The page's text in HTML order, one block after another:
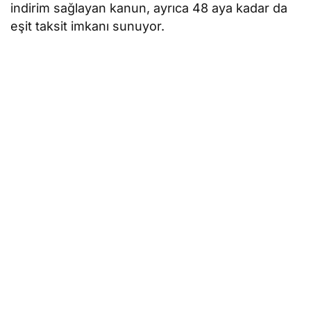
indirim sağlayan kanun, ayrıca 48 aya kadar da
eşit taksit imkanı sunuyor.